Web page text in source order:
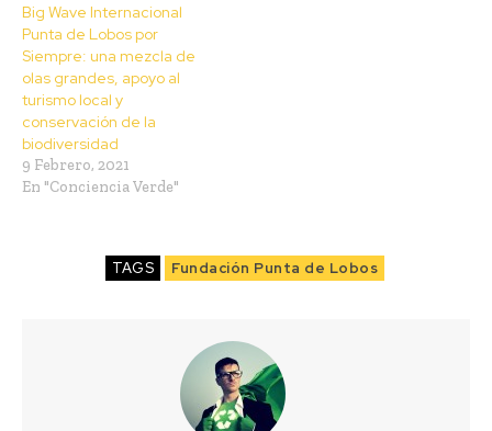
Big Wave Internacional
Punta de Lobos por
Siempre: una mezcla de
olas grandes, apoyo al
turismo local y
conservación de la
biodiversidad
9 Febrero, 2021
En "Conciencia Verde"
TAGS Fundación Punta de Lobos